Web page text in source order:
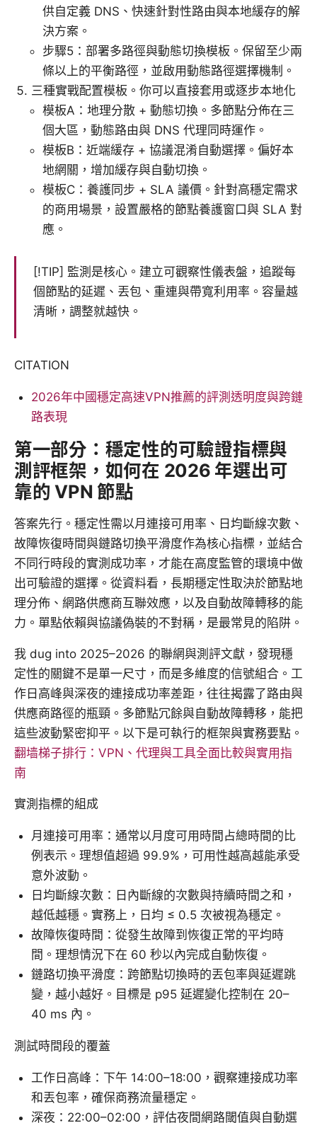
供自定義 DNS、快速針對性路由與本地緩存的解
決方案。
步驟5：部署多路徑與動態切換模板。保留至少兩
條以上的平衡路徑，並啟用動態路徑選擇機制。
三種實戰配置模板。你可以直接套用或逐步本地化
模板A：地理分散 + 動態切換。多節點分佈在三
個大區，動態路由與 DNS 代理同時運作。
模板B：近端緩存 + 協議混淆自動選擇。偏好本
地網關，增加緩存與自動切換。
模板C：養護同步 + SLA 議價。針對高穩定需求
的商用場景，設置嚴格的節點養護窗口與 SLA 對
應。
[!TIP] 監測是核心。建立可觀察性儀表盤，追蹤每
個節點的延遲、丟包、重連與帶寬利用率。容量越
清晰，調整就越快。
CITATION
2026年中國穩定高速VPN推薦的評測透明度與跨鏈
路表現
第一部分：穩定性的可驗證指標與
測評框架，如何在 2026 年選出可
靠的 VPN 節點
答案先行。穩定性需以月連接可用率、日均斷線次數、
故障恢復時間與鏈路切換平滑度作為核心指標，並結合
不同行時段的實測成功率，才能在高度監管的環境中做
出可驗證的選擇。從資料看，長期穩定性取決於節點地
理分佈、網路供應商互聯效應，以及自動故障轉移的能
力。單點依賴與協議偽裝的不對稱，是最常見的陷阱。
我 dug into 2025–2026 的聯網與測評文獻，發現穩
定性的關鍵不是單一尺寸，而是多維度的信號組合。工
作日高峰與深夜的連接成功率差距，往往揭露了路由與
供應商路徑的瓶頸。多節點冗餘與自動故障轉移，能把
這些波動緊密抑平。以下是可執行的框架與實務要點。
翻墙梯子排行：VPN、代理與工具全面比較與實用指
南
實測指標的組成
月連接可用率：通常以月度可用時間占總時間的比
例表示。理想值超過 99.9%，可用性越高越能承受
意外波動。
日均斷線次數：日內斷線的次數與持續時間之和，
越低越穩。實務上，日均 ≤ 0.5 次被視為穩定。
故障恢復時間：從發生故障到恢復正常的平均時
間。理想情況下在 60 秒以內完成自動恢復。
鏈路切換平滑度：跨節點切換時的丟包率與延遲跳
變，越小越好。目標是 p95 延遲變化控制在 20–
40 ms 內。
測試時間段的覆蓋
工作日高峰：下午 14:00–18:00，觀察連接成功率
和丟包率，確保商務流量穩定。
深夜：22:00–02:00，評估夜間網路閾值與自動選